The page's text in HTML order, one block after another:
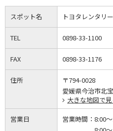
スポット名 トヨタレンタリ
TEL 0898-33-1100
FAX 0898-33-1176
住所
〒794-0028
愛媛県今治市北
大きな地図で見
営業日 営業時間： 8:00